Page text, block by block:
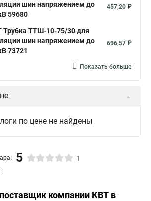
шин напряжением до
59680
457,20 ₽
Трубка ТТШ-10-75/30 для
шин напряжением до
73721
696,57 ₽
Показать больше
по цене не найдены
5 1
компании КВТ в